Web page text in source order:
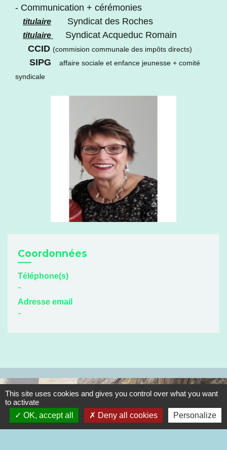
- Communication + cérémonies
titulaire Syndicat des Roches
titulaire
Syndicat Acqueduc Romain
CCID (commision communale des impôts directs)
SIPG
affaire sociale et enfance jeunesse + comité
syndicale
Coordonnées
Téléphone(s)
-
Adresse email
-
Contacts
Commune de Chagnon
72 rue de la Fontaine Disparue
This site uses cookies and gives you control over what you want
to activate
OK, accept all
Deny all cookies Personalize